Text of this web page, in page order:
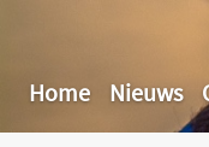
Home Nieuws